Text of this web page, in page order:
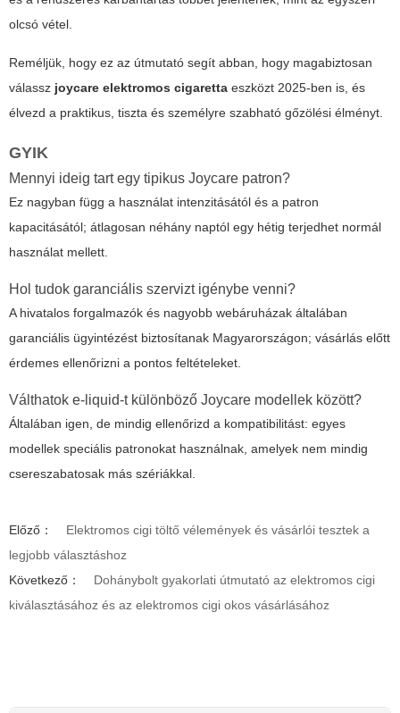
olcsó vétel.
Reméljük, hogy ez az útmutató segít abban, hogy magabiztosan
válassz joycare elektromos cigaretta eszközt 2025-ben is, és
élvezd a praktikus, tiszta és személyre szabható gőzölési élményt.
GYIK
Mennyi ideig tart egy tipikus Joycare patron?
Ez nagyban függ a használat intenzitásától és a patron
kapacitásától; átlagosan néhány naptól egy hétig terjedhet normál
használat mellett.
Hol tudok garanciális szervizt igénybe venni?
A hivatalos forgalmazók és nagyobb webáruházak általában
garanciális ügyintézést biztosítanak Magyarországon; vásárlás előtt
érdemes ellenőrizni a pontos feltételeket.
Válthatok e-liquid-t különböző Joycare modellek között?
Általában igen, de mindig ellenőrizd a kompatibilitást: egyes
modellek speciális patronokat használnak, amelyek nem mindig
csereszabatosak más szériákkal.
Előző：
Elektromos cigi töltő vélemények és vásárlói tesztek a
legjobb választáshoz
Következő：
Dohánybolt gyakorlati útmutató az elektromos cigi
kiválasztásához és az elektromos cigi okos vásárlásához